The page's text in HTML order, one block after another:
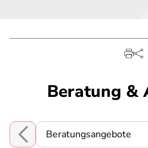
Beratung &
Choose a section